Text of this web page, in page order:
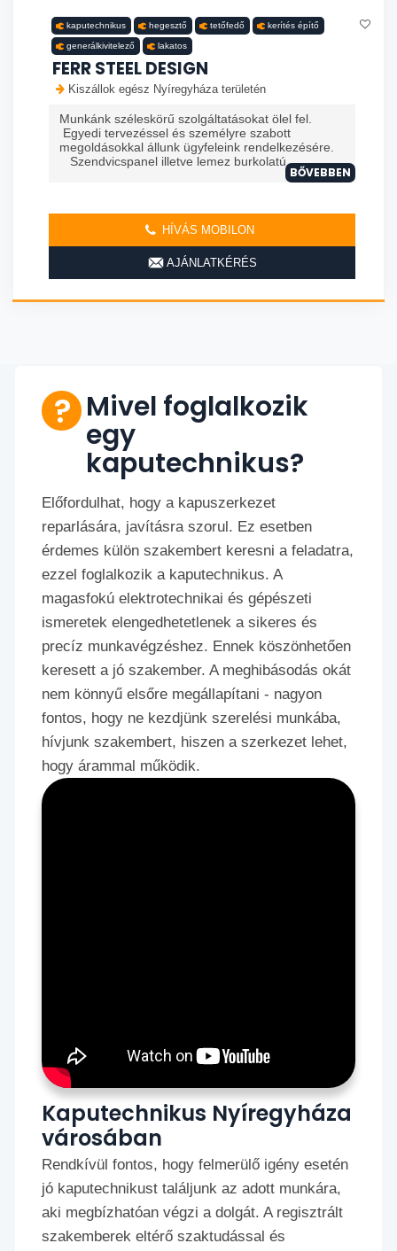
kaputechnikus hegesztő tetőfedő kerítés építő
generálkivitelező lakatos
FERR STEEL DESIGN
Kiszállok egész Nyíregyháza területén
Munkánk széleskörű szolgáltatásokat ölel fel.
Egyedi tervezéssel és személyre szabott
megoldásokkal állunk ügyfeleink rendelkezésére.
Szendvicspanel illetve lemez burkolatú
BŐVEBBEN
HÍVÁS MOBILON
AJÁNLATKÉRÉS
Mivel foglalkozik
egy
kaputechnikus?
Előfordulhat, hogy a kapuszerkezet
reparlására, javításra szorul. Ez esetben
érdemes külön szakembert keresni a feladatra,
ezzel foglalkozik a kaputechnikus. A
magasfokú elektrotechnikai és gépészeti
ismeretek elengedhetetlenek a sikeres és
precíz munkavégzéshez. Ennek köszönhetően
keresett a jó szakember. A meghibásodás okát
nem könnyű elsőre megállapítani - nagyon
fontos, hogy ne kezdjünk szerelési munkába,
hívjunk szakembert, hiszen a szerkezet lehet,
hogy árammal működik.
Kaputechnikus Nyíregyháza
városában
Rendkívül fontos, hogy felmerülő igény esetén
jó kaputechnikust találjunk az adott munkára,
aki megbízhatóan végzi a dolgát. A regisztrált
szakemberek eltérő szaktudással és